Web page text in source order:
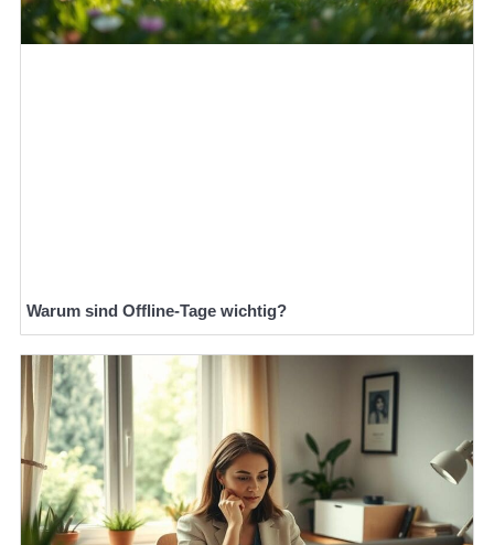
Warum sind Offline-Tage wichtig?